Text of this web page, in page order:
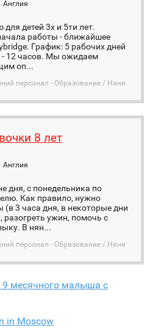
Англия
детей 3х и 5ти лет.
работы - ближайшее
График: 5 рабочих дней
- 12 часов. Мы ожидаем
оп...
персонал - Образование / Няня
8 лет
Англия
дня, с понедельника по
Как правило, нужно
3 часа дня, в некоторые дни
разогреть ужин, помочь с
В нян...
персонал - Образование / Няня
месячного малыша с
in Moscow